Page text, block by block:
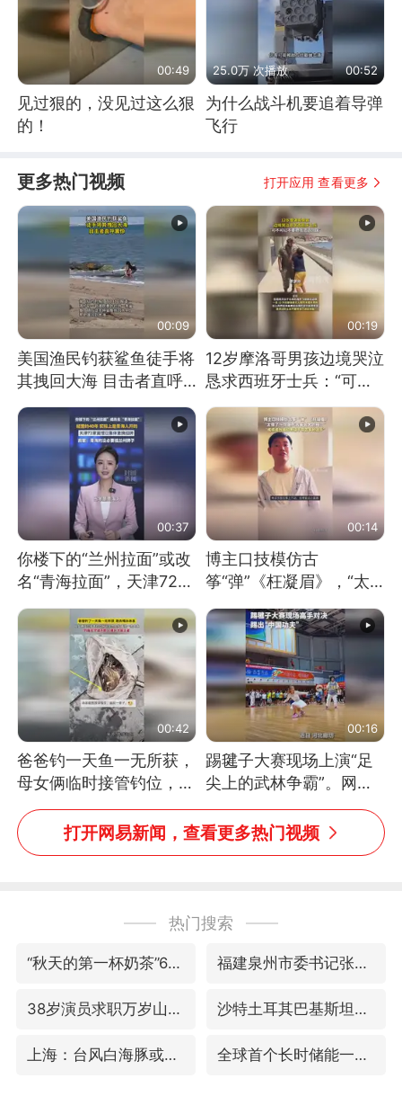
00:49
见过狠的，没见过这么狠
的！
25.0万 次播放 00:52
为什么战斗机要追着导弹
飞行
更多热门视频 打开应用 查看更多
00:09
美国渔民钓获鲨鱼徒手将
其拽回大海 目击者直呼
震惊 （视频来源：参考
消息）
00:19
12岁摩洛哥男孩边境哭泣
恳求西班牙士兵：“可不
可以不要把我遣返回国”
00:37
你楼下的“兰州拉面”或改
名“青海拉面”，天津72家
面馆已集体更换招牌
00:14
博主口技模仿古
筝“弹”《枉凝眉》，“太
像了～你是吃古筝长大的
吗？”“或将成为首位考级
不带古筝的选手。”（来
源：新华每日电讯）
00:42
爸爸钓一天鱼一无所获，
母女俩临时接管钓位，用
玩具鱼竿钓上大鱼
00:16
踢毽子大赛现场上演“足
尖上的武林争霸”。网
友：这哪是踢毽子，分明
是武侠片现场！#睡个好
打开网易新闻，查看更多热门视频
热门搜索
“秋天的第一杯奶茶”6岁了 福建泉州市委书记张毅恭被查
38岁演员求职万岁山NPC成功 沙特土耳其巴基斯坦签署共同防务协议
上海：台风白海豚或将带来龙卷风 全球首个长时储能一体化产业园量产